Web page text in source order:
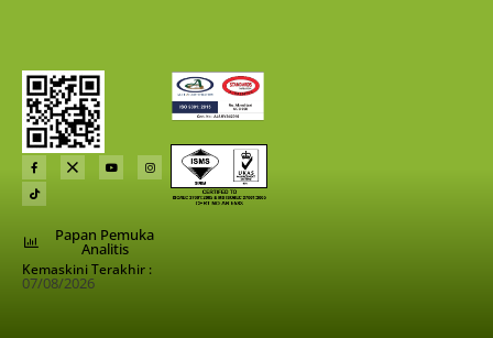
Papan Pemuka
Analitis
Kemaskini Terakhir :
07/08/2026